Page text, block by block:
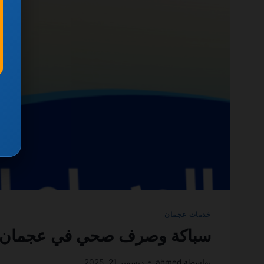
خدمات عجمان
سباكة وصرف صحي في عجمان 0501270935 ضمان مدى